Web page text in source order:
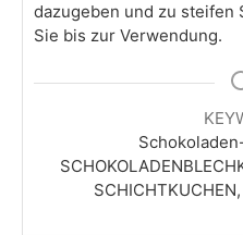
dazugeben und zu steifen
Sie bis zur Verwendung.